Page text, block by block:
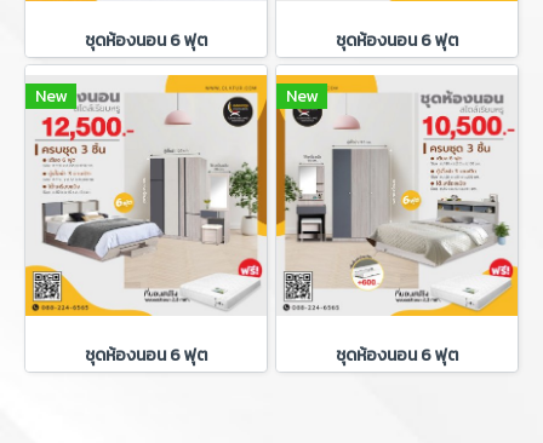
ชุดห้องนอน 6 ฟุต ชุดห้องนอน 6 ฟุต
New
ชุดห้องนอน 6 ฟุต
New
ชุดห้องนอน 6 ฟุต